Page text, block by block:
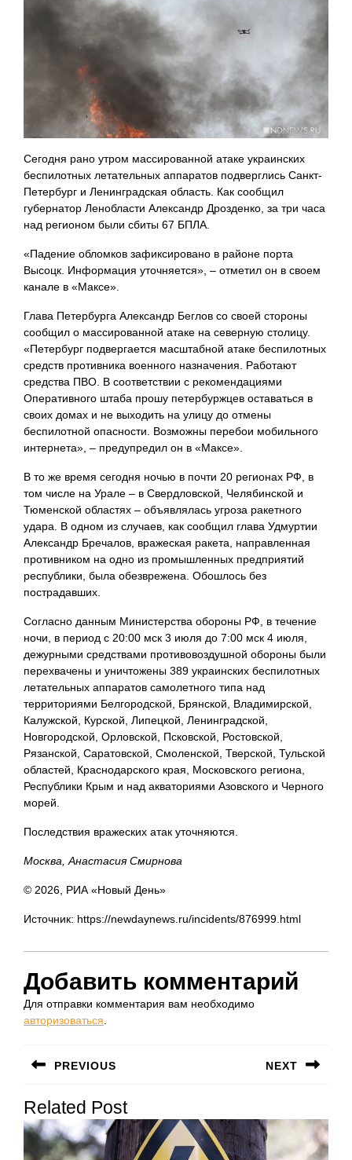
Сегодня рано утром массированной атаке украинских
беспилотных летательных аппаратов подверглись Санкт-
Петербург и Ленинградская область. Как сообщил
губернатор Ленобласти Александр Дрозденко, за три часа
над регионом были сбиты 67 БПЛА.
«Падение обломков зафиксировано в районе порта
Высоцк. Информация уточняется», – отметил он в своем
канале в «Максе».
Глава Петербурга Александр Беглов со своей стороны
сообщил о массированной атаке на северную столицу.
«Петербург подвергается масштабной атаке беспилотных
средств противника военного назначения. Работают
средства ПВО. В соответствии с рекомендациями
Оперативного штаба прошу петербуржцев оставаться в
своих домах и не выходить на улицу до отмены
беспилотной опасности. Возможны перебои мобильного
интернета», – предупредил он в «Максе».
В то же время сегодня ночью в почти 20 регионах РФ, в
том числе на Урале – в Свердловской, Челябинской и
Тюменской областях – объявлялась угроза ракетного
удара. В одном из случаев, как сообщил глава Удмуртии
Александр Бречалов, вражеская ракета, направленная
противником на одно из промышленных предприятий
республики, была обезврежена. Обошлось без
пострадавших.
Согласно данным Министерства обороны РФ, в течение
ночи, в период с 20:00 мск 3 июля до 7:00 мск 4 июля,
дежурными средствами противовоздушной обороны были
перехвачены и уничтожены 389 украинских беспилотных
летательных аппаратов самолетного типа над
территориями Белгородской, Брянской, Владимирской,
Калужской, Курской, Липецкой, Ленинградской,
Новгородской, Орловской, Псковской, Ростовской,
Рязанской, Саратовской, Смоленской, Тверской, Тульской
областей, Краснодарского края, Московского региона,
Республики Крым и над акваториями Азовского и Черного
морей.
Последствия вражеских атак уточняются.
Москва, Анастасия Смирнова
© 2026, РИА «Новый День»
Источник: https://newdaynews.ru/incidents/876999.html
Добавить комментарий
Для отправки комментария вам необходимо
авторизоваться.
по
записям
PREVIOUS
запись:
NEXT
запись:
Related Post